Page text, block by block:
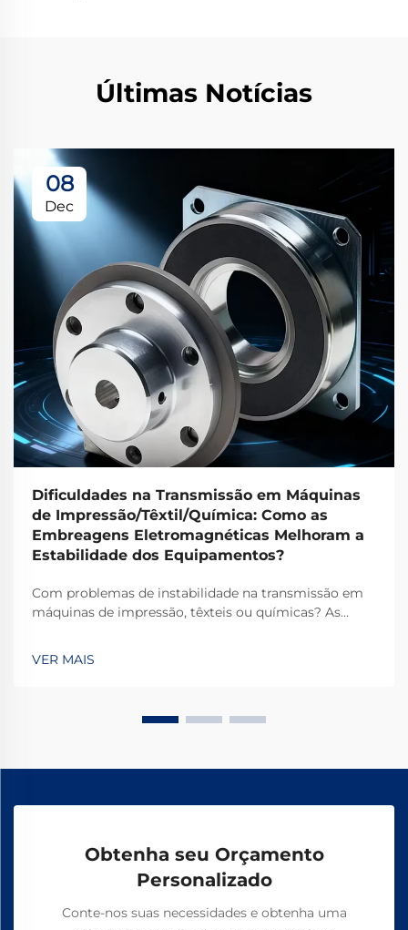
Últimas Notícias
08
Dec
Dificuldades na Transmissão em Máquinas
de Impressão/Têxtil/Química: Como as
Embreagens Eletromagnéticas Melhoram a
Estabilidade dos Equipamentos?
Com problemas de instabilidade na transmissão em
máquinas de impressão, têxteis ou químicas? As
e garantem segurança livre de amianto. Descubra
VER MAIS
Obtenha seu Orçamento
Personalizado
Conte-nos suas necessidades e obtenha uma